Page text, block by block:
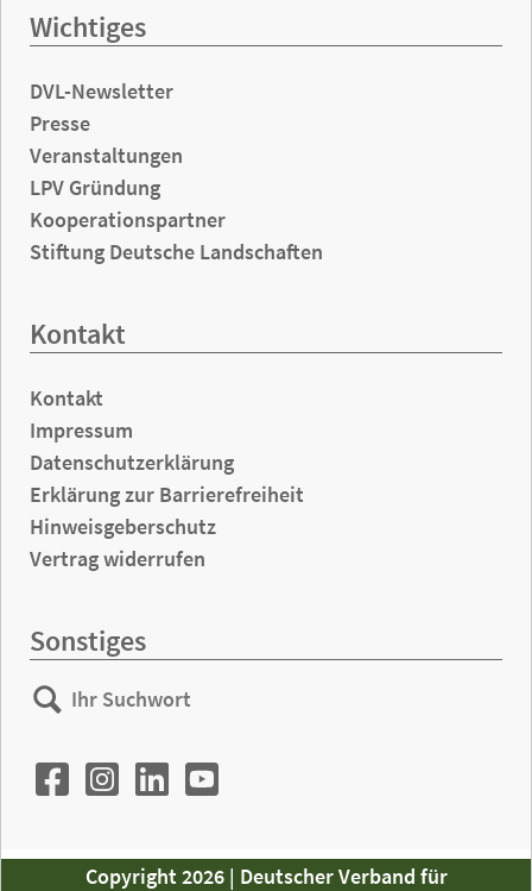
Wichtiges
DVL-Newsletter
Presse
Veranstaltungen
LPV Gründung
Kooperationspartner
Stiftung Deutsche Landschaften
Kontakt
Kontakt
Impressum
Datenschutzerklärung
Erklärung zur Barrierefreiheit
Hinweisgeberschutz
Vertrag widerrufen
Sonstiges
Ihr
Suchwort
Suchen
Copyright 2026 | Deutscher Verband für